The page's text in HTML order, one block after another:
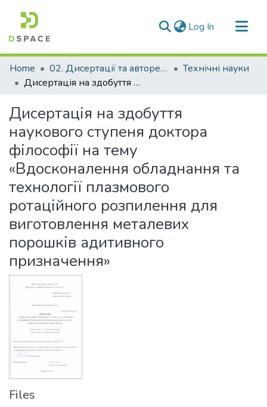
Log In (current)
Communities & Collections
All of DSpace
Home 02. Дисертації та автореферати дисертацій
Технічні науки
Дисертація на здобуття наукового ступеня доктора філософії на тему «Вдосконалення обладнання та технології плазмового ротаційного розпилення для виготовлення металевих порошків адитивного призначення»
Дисертація на здобуття
наукового ступеня доктора
філософії на тему
«Вдосконалення обладнання та
технології плазмового
ротаційного розпилення для
виготовлення металевих
порошків адитивного
призначення»
Files